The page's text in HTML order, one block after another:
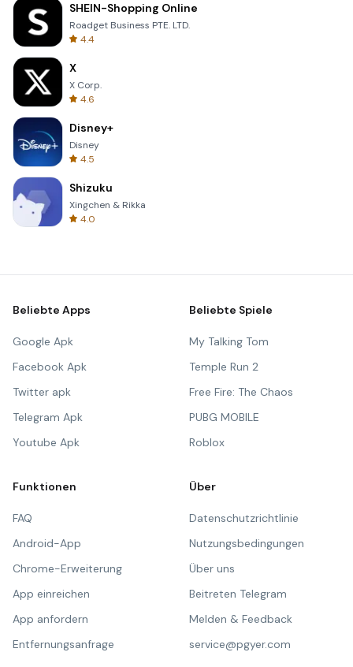
SHEIN-Shopping Online
Roadget Business PTE. LTD.
4.4
X
X Corp.
4.6
Disney+
Disney
4.5
Shizuku
Xingchen & Rikka
4.0
Beliebte Apps
Google Apk
Facebook Apk
Twitter apk
Telegram Apk
Youtube Apk
Beliebte Spiele
My Talking Tom
Temple Run 2
Free Fire: The Chaos
PUBG MOBILE
Roblox
Funktionen
FAQ
Android-App
Chrome-Erweiterung
App einreichen
App anfordern
Entfernungsanfrage
Über
Datenschutzrichtlinie
Nutzungsbedingungen
Über uns
Beitreten Telegram
Melden & Feedback
service@pgyer.com